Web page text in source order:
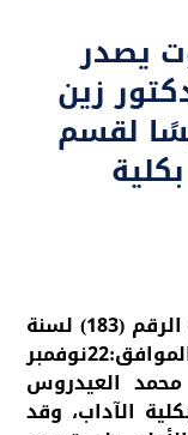
يصدر
زين
لقسم
صدر قرار رئيس جامعة حضرموت ذو الرقم (183) لسنة
2020م بتاريخ:7ربيع الآخر 1441هـ الموافق:22نوفمبر
العيدروس
الآداب، وقد